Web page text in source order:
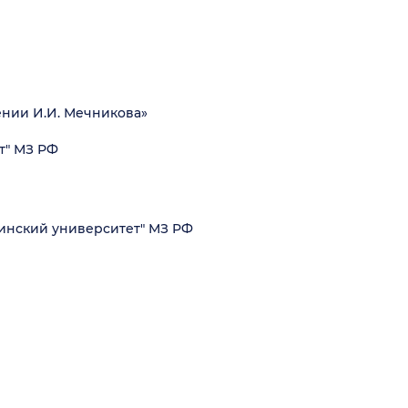
И.И. Мечникова»
МЗ РФ
университет" МЗ РФ